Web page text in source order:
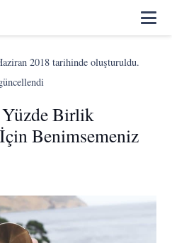
2018tarihinde oluşturuldu.
Birlik
Benimsemeniz